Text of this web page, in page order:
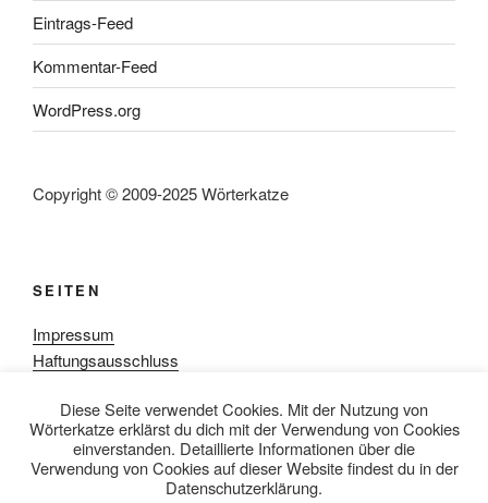
Eintrags-Feed
Kommentar-Feed
WordPress.org
Copyright © 2009-2025 Wörterkatze
SEITEN
Impressum
Haftungsausschluss
Rezensionpolitik
Bewertungsschema
Media-Kit
Diese Seite verwendet Cookies. Mit der Nutzung von
Wörterkatze erklärst du dich mit der Verwendung von Cookies
einverstanden. Detaillierte Informationen über die
Verwendung von Cookies auf dieser Website findest du in der
Datenschutzerklärung.